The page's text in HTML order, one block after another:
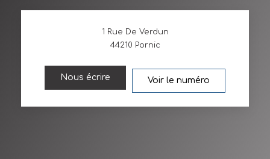
1 Rue De Verdun
44210 Pornic
Nous écrire Voir le numéro